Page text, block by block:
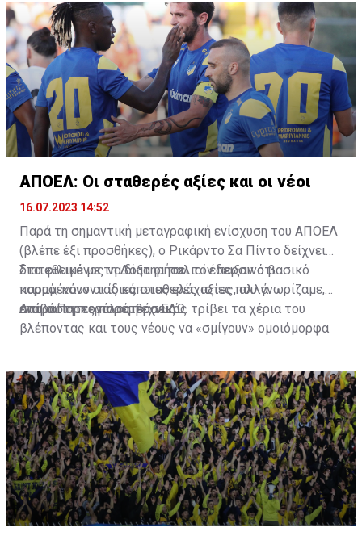
ΑΠΟΕΛ: Οι σταθερές αξίες και οι νέοι
16.07.2023 14:52
Παρά τη σημαντική μεταγραφική ενίσχυση του ΑΠΟΕΛ
(βλέπε έξι προσθήκες), ο Ρικάρντο Σα Πίντο δείχνει
διατεθειμένος να διατηρήσει τον περσινό βασικό
κορμό, κάνοντας κάποιες ελάχιστες, αλλά
απαραίτητες παρεμβάσεις.
Στο φιλικό με τη Δόξα οι παλιοί έδειξαν ότι
παραμένουν οι ίδιες σταθερές αξίες που γνωρίζαμε,
ενώ ο Πορτογάλος τεχνικός τρίβει τα χέρια του
βλέποντας και τους νέους να «σμίγουν» ομοιόμορφα
Διαβάστε περισσότεραΕΔΩ.